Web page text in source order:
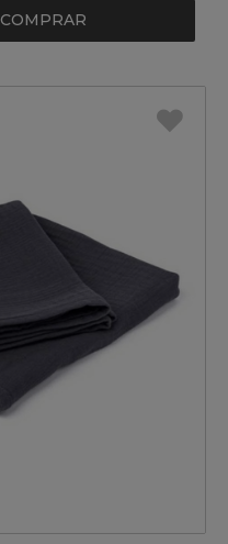
COMPRAR